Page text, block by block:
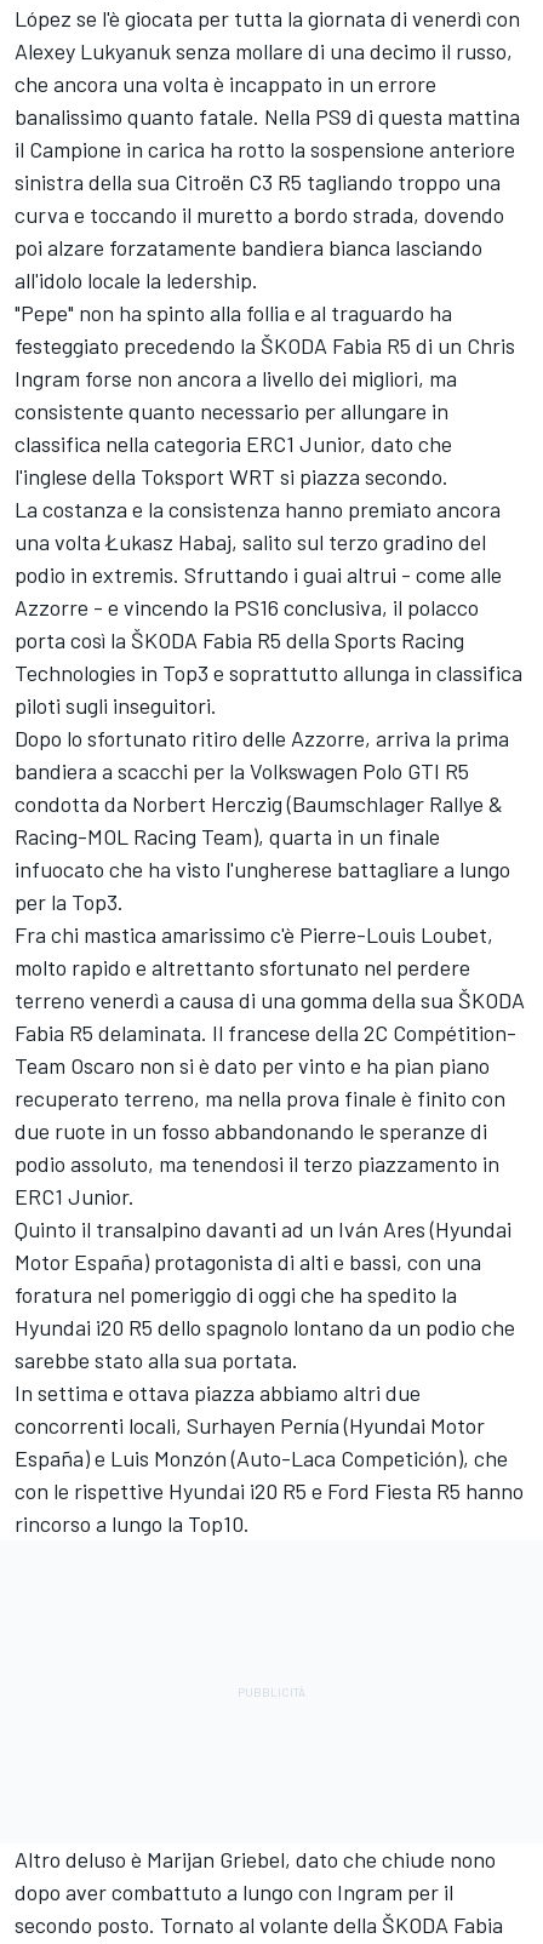
López se l'è giocata per tutta la giornata di venerdì con
Alexey Lukyanuk senza mollare di una decimo il russo,
che ancora una volta è incappato in un errore
banalissimo quanto fatale. Nella PS9 di questa mattina
il Campione in carica ha rotto la sospensione anteriore
sinistra della sua Citroën C3 R5 tagliando troppo una
curva e toccando il muretto a bordo strada, dovendo
poi alzare forzatamente bandiera bianca lasciando
all'idolo locale la ledership.
"Pepe" non ha spinto alla follia e al traguardo ha
festeggiato precedendo la ŠKODA Fabia R5 di un Chris
Ingram forse non ancora a livello dei migliori, ma
consistente quanto necessario per allungare in
classifica nella categoria ERC1 Junior, dato che
l'inglese della Toksport WRT si piazza secondo.
La costanza e la consistenza hanno premiato ancora
una volta Łukasz Habaj, salito sul terzo gradino del
podio in extremis. Sfruttando i guai altrui - come alle
Azzorre - e vincendo la PS16 conclusiva, il polacco
porta così la ŠKODA Fabia R5 della Sports Racing
Technologies in Top3 e soprattutto allunga in classifica
piloti sugli inseguitori.
Dopo lo sfortunato ritiro delle Azzorre, arriva la prima
bandiera a scacchi per la Volkswagen Polo GTI R5
condotta da Norbert Herczig (Baumschlager Rallye &
Racing-MOL Racing Team), quarta in un finale
infuocato che ha visto l'ungherese battagliare a lungo
per la Top3.
Fra chi mastica amarissimo c'è Pierre-Louis Loubet,
molto rapido e altrettanto sfortunato nel perdere
terreno venerdì a causa di una gomma della sua ŠKODA
Fabia R5 delaminata. Il francese della 2C Compétition-
Team Oscaro non si è dato per vinto e ha pian piano
recuperato terreno, ma nella prova finale è finito con
due ruote in un fosso abbandonando le speranze di
podio assoluto, ma tenendosi il terzo piazzamento in
ERC1 Junior.
Quinto il transalpino davanti ad un Iván Ares (Hyundai
Motor España) protagonista di alti e bassi, con una
foratura nel pomeriggio di oggi che ha spedito la
Hyundai i20 R5 dello spagnolo lontano da un podio che
sarebbe stato alla sua portata.
In settima e ottava piazza abbiamo altri due
concorrenti locali, Surhayen Pernía (Hyundai Motor
España) e Luis Monzón (Auto-Laca Competición), che
con le rispettive Hyundai i20 R5 e Ford Fiesta R5 hanno
rincorso a lungo la Top10.
Altro deluso è Marijan Griebel, dato che chiude nono
dopo aver combattuto a lungo con Ingram per il
secondo posto. Tornato al volante della ŠKODA Fabia